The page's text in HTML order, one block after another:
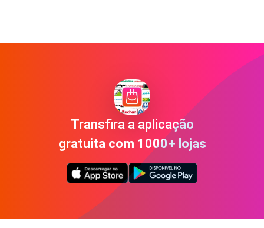
Transfira a aplicação
gratuita com 1000+ lojas